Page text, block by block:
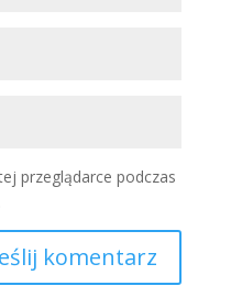
przeglądarce podczas